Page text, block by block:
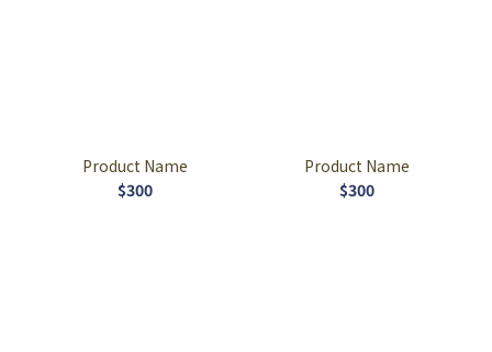
Product Name
$300
Product Name
$300